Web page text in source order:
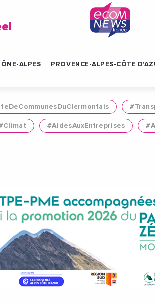
ALPES PROVENCE-ALPES-CÔTE
#AidesAuxEntreprises